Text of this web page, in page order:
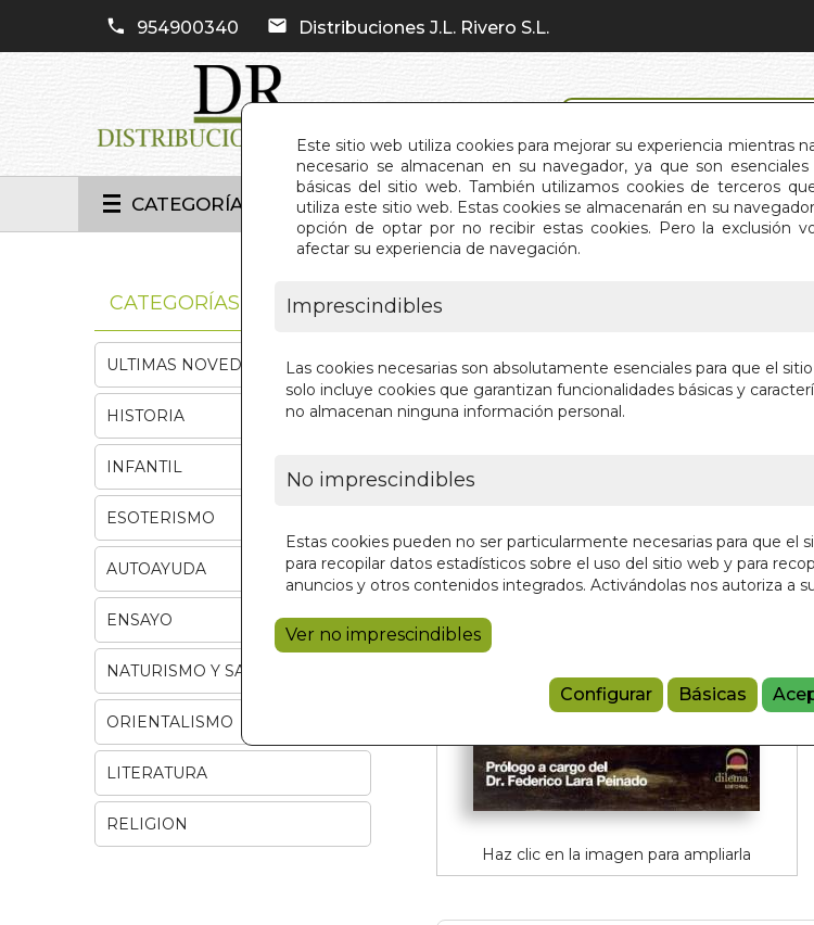
Este sitio web utiliza cookies para mejorar su experiencia mientras
necesario se almacenan en su navegador, ya que son
básicas del sitio web. También utilizamos cookies de terceros
utiliza este sitio web. Estas cookies se almacenarán en su
opción de optar por no recibir estas cookies. Pero la exclusión
afectar su experiencia de navegación.
Imprescindibles
Las cookies necesarias son absolutamente esenciales para que el
solo incluye cookies que garantizan funcionalidades básicas y
no almacenan ninguna información personal.
No imprescindibles
Estas cookies pueden no ser particularmente necesarias para que
para recopilar datos estadísticos sobre el uso del sitio web y para
anuncios y otros contenidos integrados. Activándolas nos autoriza a
Ver no imprescindibles
Configurar Básicas
954900340 Distribuciones J.L. Rivero S.L.
CATEGORÍAS INICIO QUIÉNES
Haz clic en la imagen para ampliarla
CATEGORÍAS
ULTIMAS NOVEDADES
HISTORIA
INFANTIL
ESOTERISMO
AUTOAYUDA
ENSAYO
NATURISMO Y SALUD
ORIENTALISMO
LITERATURA
RELIGION